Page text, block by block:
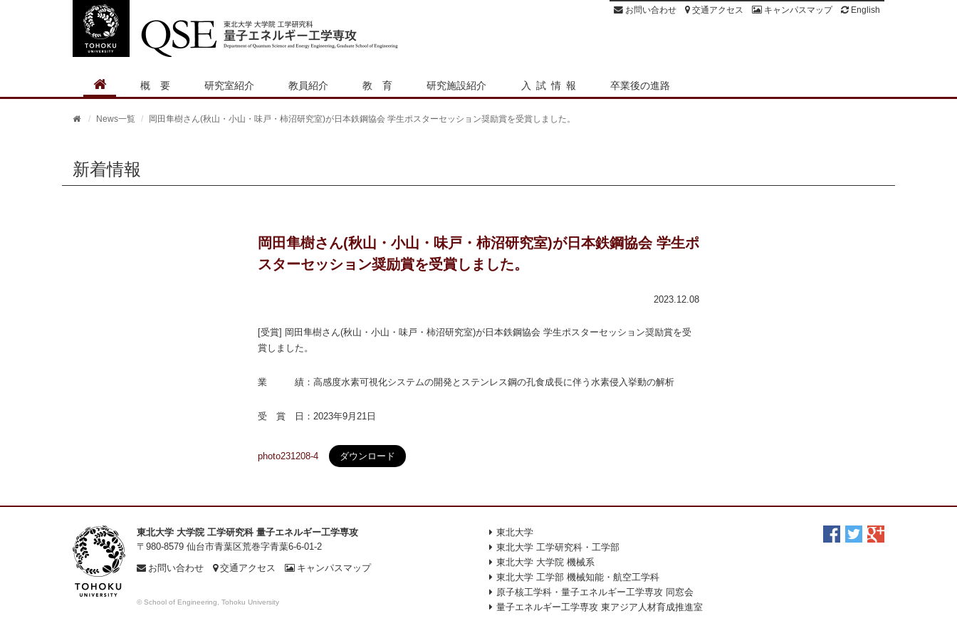
お問い合わせ 交通アクセス キャンパスマップ English
概要 研究室紹介 教員紹介 教育 研究施設紹介 入試情報 卒業後の進路
News一覧 岡田隼樹さん(秋山・小山・味戸・柿沼研究室)が日本鉄鋼協会 学生ポスターセッション奨励賞を受賞しました。
新着情報
岡田隼樹さん(秋山・小山・味戸・柿沼研究室)が日本鉄鋼協会 学生ポ
スターセッション奨励賞を受賞しました。
2023.12.08
[受賞] 岡田隼樹さん(秋山・小山・味戸・柿沼研究室)が日本鉄鋼協会 学生ポスターセッション奨励賞を受
賞しました。
業 績：高感度水素可視化システムの開発とステンレス鋼の孔食成長に伴う水素侵入挙動の解析
受 賞 日：2023年9月21日
photo231208-4 ダウンロード
東北大学 大学院 工学研究科 量子エネルギー工学専攻
〒980-8579 仙台市青葉区荒巻字青葉6-6-01-2
お問い合わせ
交通アクセス キャンパスマップ
© School of Engineering, Tohoku University
東北大学
東北大学 工学研究科・工学部
東北大学 大学院 機械系
東北大学 工学部 機械知能・航空工学科
原子核工学科・量子エネルギー工学専攻 同窓会
量子エネルギー工学専攻 東アジア人材育成推進室